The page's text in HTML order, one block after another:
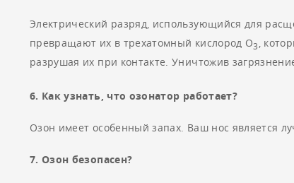
Электрический разряд, использующийся для
превращают их в трехатомный кислород О3 ,
разрушая их при контакте. Уничтожив
6. Как узнать, что озонатор работает?
Озон имеет особенный запах. Ваш нос является
7. Озон безопасен?